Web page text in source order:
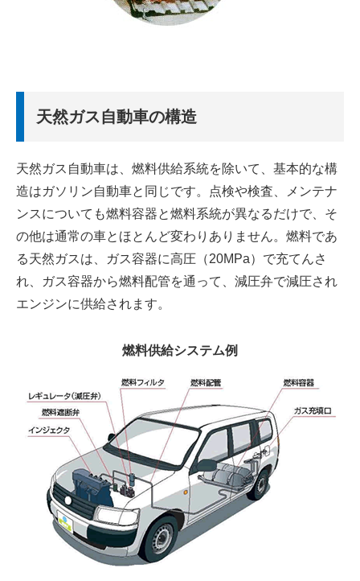
天然ガス自動車の構造
天然ガス自動車は、燃料供給系統を除いて、基本的な構
造はガソリン自動車と同じです。点検や検査、メンテナ
ンスについても燃料容器と燃料系統が異なるだけで、そ
の他は通常の車とほとんど変わりありません。燃料であ
る天然ガスは、ガス容器に高圧（20MPa）で充てんさ
れ、ガス容器から燃料配管を通って、減圧弁で減圧され
エンジンに供給されます。
燃料供給システム例